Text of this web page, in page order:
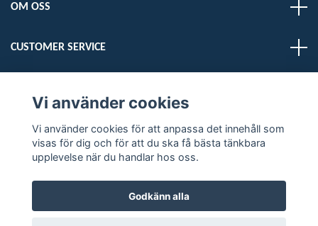
OM OSS
CUSTOMER SERVICE
Sociala medier
Vi använder cookies
Vi använder cookies för att anpassa det innehåll som
visas för dig och för att du ska få bästa tänkbara
upplevelse när du handlar hos oss.
Godkänn alla